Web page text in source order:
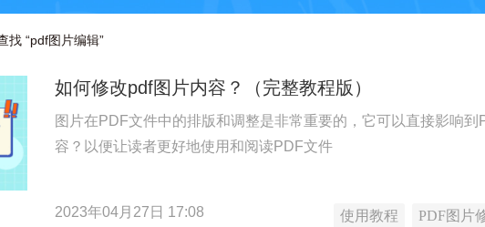
找 “pdf图片编辑”
如何修改pdf图片内容？（完整教程版）
图片在PDF文件中的排版和调整是非常重要的，它可以直接影响
容？以便让读者更好地使用和阅读PDF文件
2023年04月27日 17:08 使用教程 PDF图片